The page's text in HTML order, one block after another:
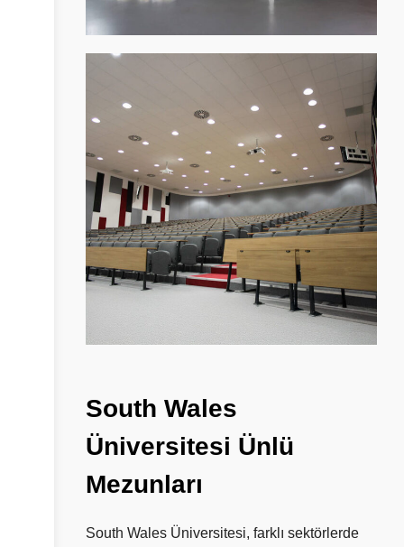
South Wales
Üniversitesi Ünlü
Mezunları
South Wales Üniversitesi, farklı sektörlerde